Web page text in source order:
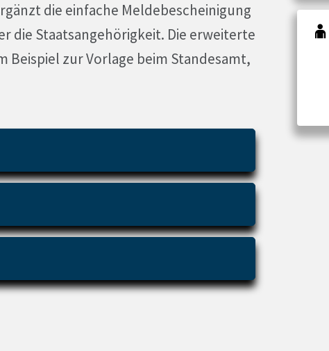
die einfache Meldebescheinigung
die Staatsangehörigkeit. Die erweiterte
Beispiel zur Vorlage beim Standesamt,